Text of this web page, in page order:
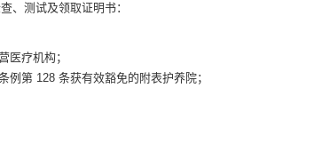
、测试及领取证明书：
医疗机构；
例第 128 条获有效豁免的附表护养院；